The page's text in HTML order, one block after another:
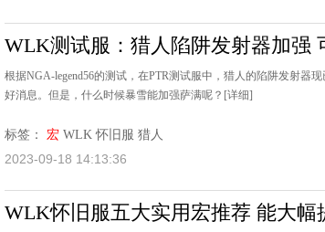
WLK测试服：猎人陷阱发射器加强
根据NGA-legend56的测试，在PTR测试服中，猎人的陷阱发射器
好消息。但是，什么时候暴雪能加强萨满呢？ [详细]
标签： 宏 WLK 怀旧服 猎人
2023-09-18 14:13:36
WLK怀旧服五大实用宏推荐 能大幅